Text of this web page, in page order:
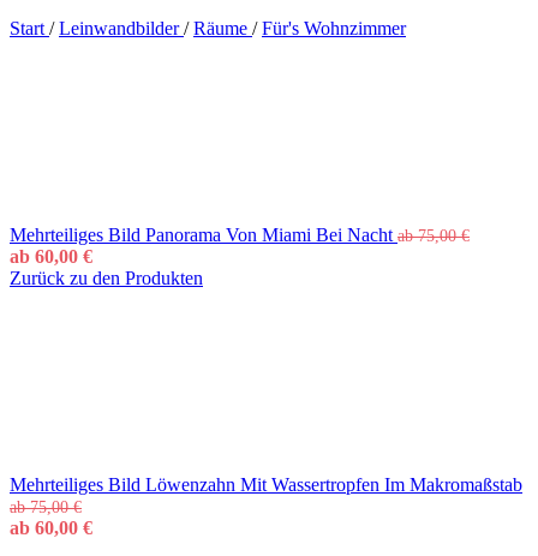
Start / Leinwandbilder/ Räume / Für's Wohnzimmer
Mehrteiliges Bild Panorama Von Miami Bei Nacht ab75,00€
ab 60,00 €
Zurück zu den Produkten
Mehrteiliges Bild Löwenzahn Mit Wassertropfen Im Makromaßstab
ab75,00€
ab 60,00 €